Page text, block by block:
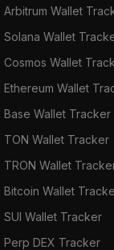
Arbitrum Wallet
Solana Wallet
Cosmos Wallet
Ethereum Wallet
Base Wallet Tracker
TON Wallet Tracker
TRON Wallet
Bitcoin Wallet
SUI Wallet Tracker
Perp DEX Tracker